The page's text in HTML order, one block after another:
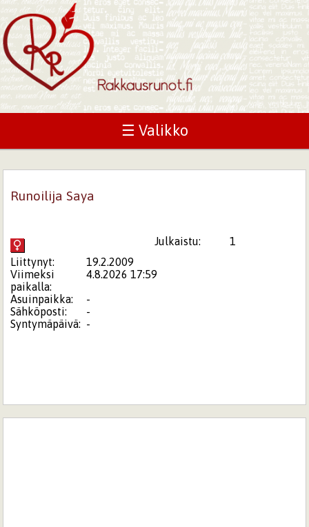
☰ Valikko
Runoilija Saya
Julkaistu:
1
Liittynyt:
19.2.2009
Viimeksi
paikalla:
4.8.2026 17:59
Asuinpaikka:
-
Sähköposti:
-
Syntymäpäivä: -